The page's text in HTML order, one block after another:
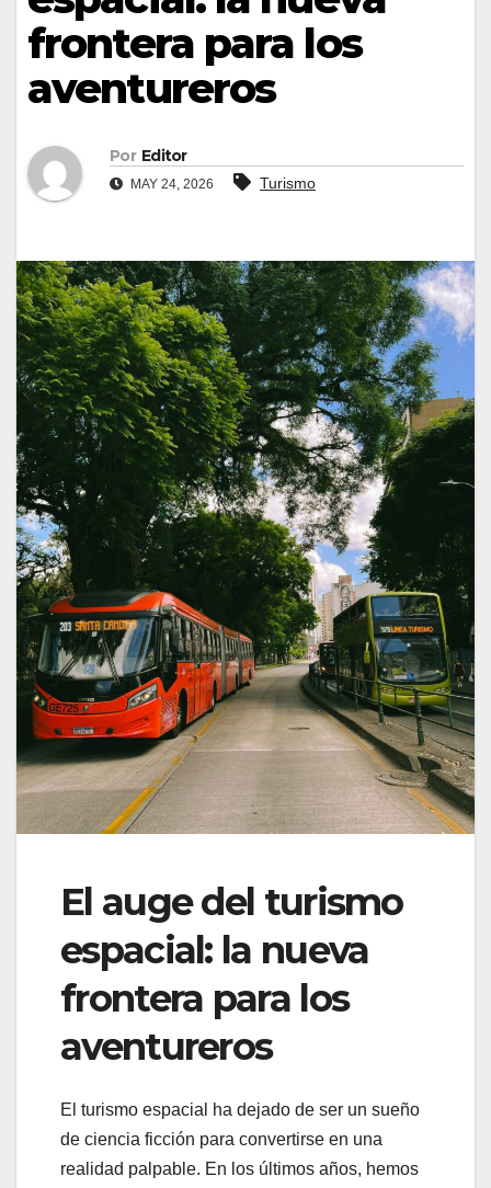
frontera para los
aventureros
Por Editor
MAY 24, 2026 Turismo
El auge del turismo
espacial: la nueva
frontera para los
aventureros
El turismo espacial ha dejado de ser un sueño
de ciencia ficción para convertirse en una
realidad palpable. En los últimos años, hemos